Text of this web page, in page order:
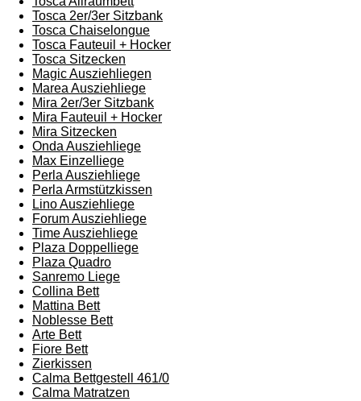
Tosca 2er/3er Sitzbank
Tosca Chaiselongue
Tosca Fauteuil + Hocker
Tosca Sitzecken
Magic Ausziehliegen
Marea Ausziehliege
Mira 2er/3er Sitzbank
Mira Fauteuil + Hocker
Mira Sitzecken
Onda Ausziehliege
Max Einzelliege
Perla Ausziehliege
Perla Armstützkissen
Lino Ausziehliege
Forum Ausziehliege
Time Ausziehliege
Plaza Doppelliege
Plaza Quadro
Sanremo Liege
Collina Bett
Mattina Bett
Noblesse Bett
Arte Bett
Fiore Bett
Zierkissen
Calma Bettgestell 461/0
Calma Matratzen